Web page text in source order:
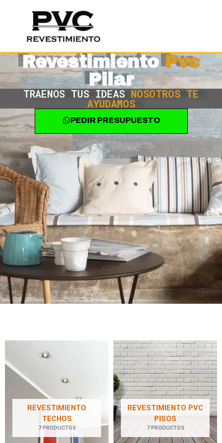
contenido
RevestimientoPvc
Pilar
TRAENOS TUS IDEAS NOSOTROS TE
AYUDAMOS
PEDIR PRESUPUESTO
REVESTIMIENTO
TECHOS
7 PRODUCTOS
REVESTIMIENTO PVC
PISOS
7 PRODUCTOS